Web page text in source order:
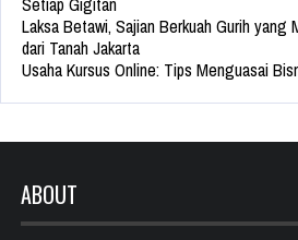
Laksa Betawi, Sajian Berkuah Gurih yang
dari Tanah Jakarta
Usaha Kursus Online: Tips Menguasai
ABOUT